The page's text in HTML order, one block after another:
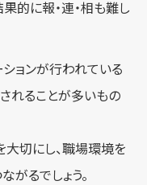
的に報・連・相も難し
ョンが行われている
れることが多いもの
大切にし、職場環境を
がるでしょう。